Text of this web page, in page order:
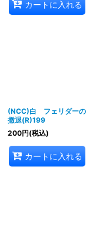
カートに入れる
(NCC)白 フェリダーの
撤退(R)199
200円(税込)
カートに入れる